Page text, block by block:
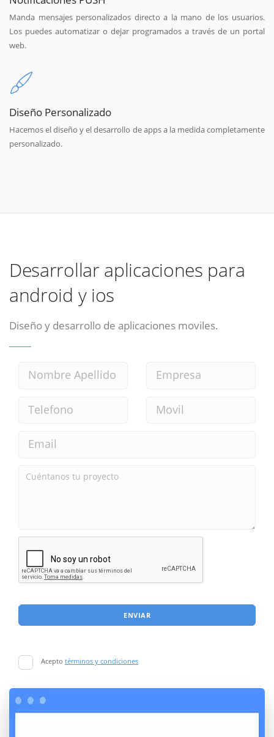
Manda mensajes personalizados directo a la mano de los usuarios.
Los puedes automatizar o dejar programados a través de un portal
web.
Diseño Personalizado
Hacemos el diseño y el desarrollo de apps a la medida completamente
personalizado.
Desarrollar aplicaciones para
android y ios
Diseño y desarrollo de aplicaciones moviles.
ENVIAR
Acepto términos y condiciones